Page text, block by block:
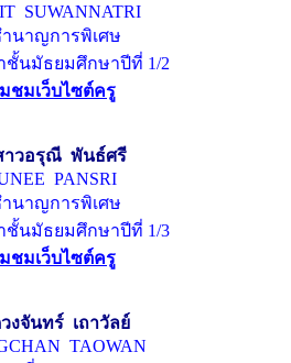
SUWANNATRI
นาญการพิเศษ
ชั้นมัธยมศึกษาปีที่ 1/2
มชมเว็บไซต์ครู
าวอรุณี พันธ์ศรี
PANSRI
นาญการพิเศษ
ชั้นมัธยมศึกษาปีที่ 1/3
มชมเว็บไซต์ครู
งจันทร์ เถาวัลย์
TAOWAN